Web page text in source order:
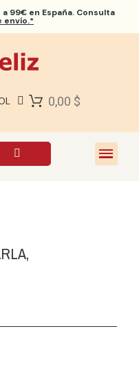
99€ en España. Consulta
envío.*
0,00 $